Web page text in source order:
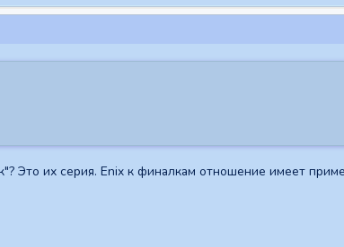
Это их серия. Enix к финалкам отношение имеет